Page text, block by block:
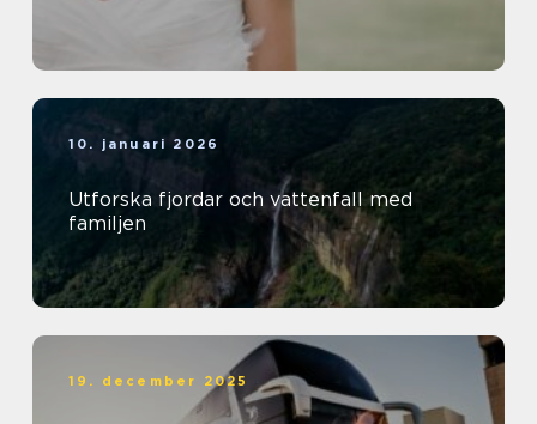
10. januari 2026
Utforska fjordar och vattenfall med
familjen
19. december 2025